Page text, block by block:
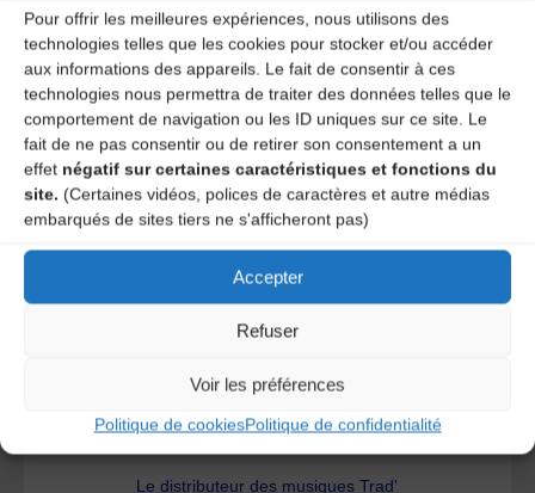
Pour offrir les meilleures expériences, nous utilisons des
technologies telles que les cookies pour stocker et/ou accéder
aux informations des appareils. Le fait de consentir à ces
technologies nous permettra de traiter des données telles que le
comportement de navigation ou les ID uniques sur ce site. Le
fait de ne pas consentir ou de retirer son consentement a un
effet négatif sur certaines caractéristiques et fonctions du
site. (Certaines vidéos, polices de caractères et autre médias
embarqués de sites tiers ne s'afficheront pas)
Accepter
Refuser
Voir les préférences
Politique de cookiesPolitique de confidentialité
commentaires sont traitées.
A DECOUVRIR :
Le distributeur des musiques Trad'